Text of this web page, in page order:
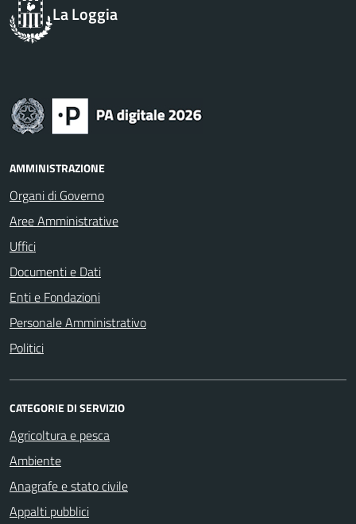
La Loggia
AMMINISTRAZIONE
Organi di Governo
Aree Amministrative
Uffici
Documenti e Dati
Enti e Fondazioni
Personale Amministrativo
Politici
CATEGORIE DI SERVIZIO
Agricoltura e pesca
Ambiente
Anagrafe e stato civile
Appalti pubblici